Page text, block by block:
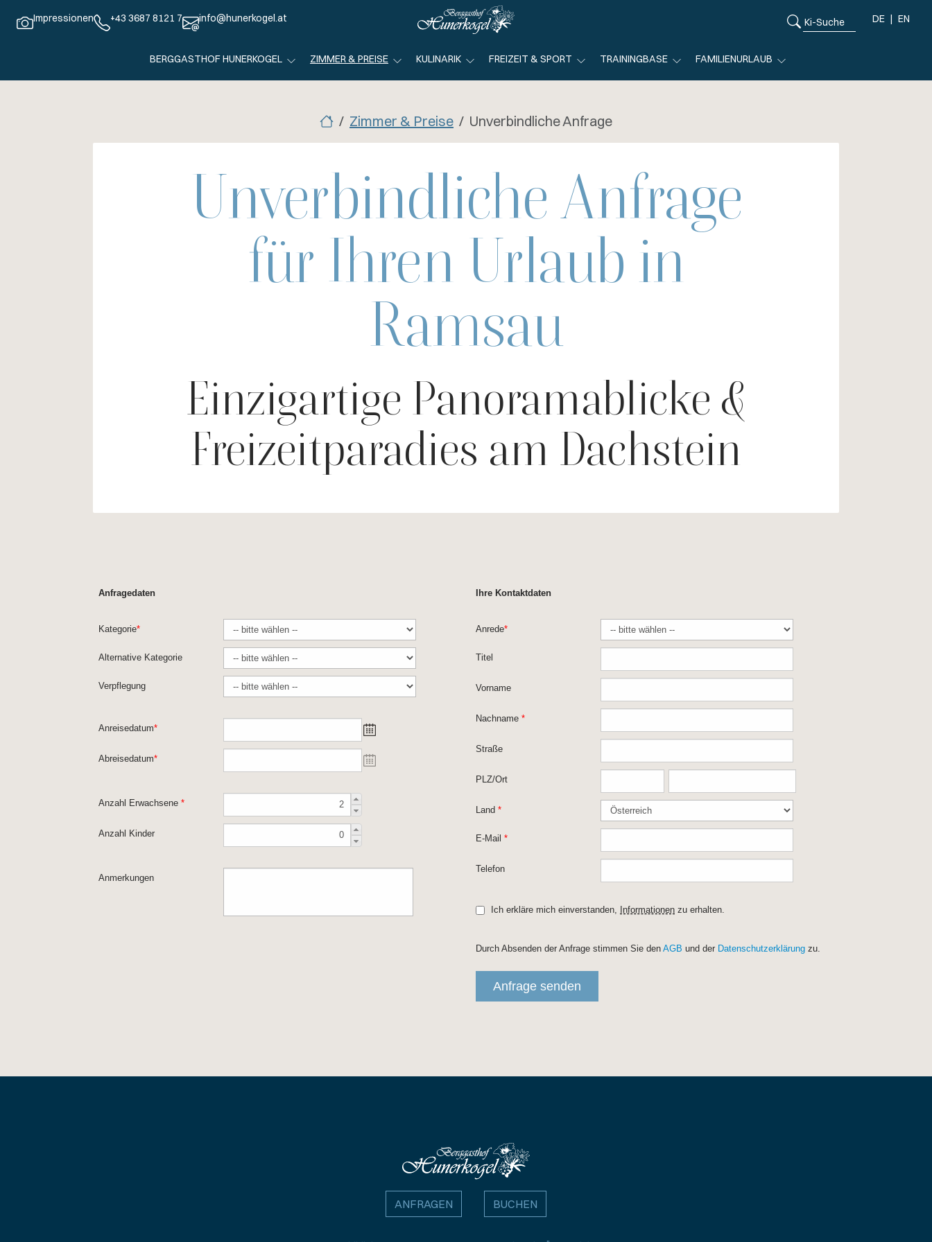
Impressionen +43 3687 8121 7 info@hunerkogel.at DE EN
BERGGASTHOF HUNERKOGEL ZIMMER & PREISE KULINARIK FREIZEIT & SPORT TRAININGBASE FAMILIENURLAUB
Zimmer & Preise Unverbindliche Anfrage
Unverbindliche Anfrage
für Ihren Urlaub in
Ramsau
Einzigartige Panoramablicke &
Freizeitparadies am Dachstein
ANFRAGEN BUCHEN